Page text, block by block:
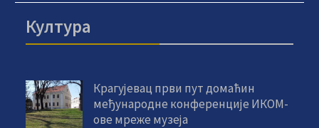
Култура
Крагујевац први пут домаћин
међународне конференције ИКОМ-
ове мреже музеја